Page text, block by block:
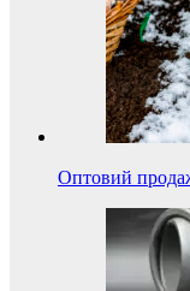
Оптовий